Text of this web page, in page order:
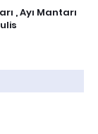
, Ayı Mantarı